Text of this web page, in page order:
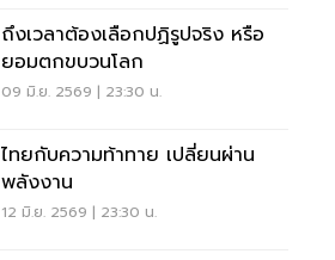
ถึงเวลาต้องเลือกปฏิรูปจริง หรือ
ยอมตกขบวนโลก
09 มิ.ย. 2569 | 23:30 น.
ไทยกับความท้าทาย เปลี่ยนผ่าน
พลังงาน
12 มิ.ย. 2569 | 23:30 น.